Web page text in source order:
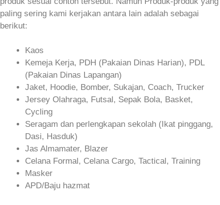
paling sering kami kerjakan antara lain adalah sebagai
berikut:
Kaos
Kemeja Kerja, PDH (Pakaian Dinas Harian), PDL
(Pakaian Dinas Lapangan)
Jaket, Hoodie, Bomber, Sukajan, Coach, Trucker
Jersey Olahraga, Futsal, Sepak Bola, Basket,
Cycling
Seragam dan perlengkapan sekolah (Ikat pinggang,
Dasi, Hasduk)
Jas Almamater, Blazer
Celana Formal, Celana Cargo, Tactical, Training
Masker
APD/Baju hazmat